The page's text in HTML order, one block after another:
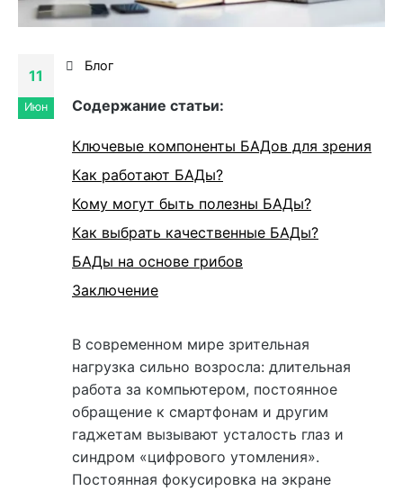
11
Июн
Блог
Cодержание статьи:
Ключевые компоненты БАДов для зрения
Как работают БАДы?
Кому могут быть полезны БАДы?
Как выбрать качественные БАДы?
БАДы на основе грибов
Заключение
В современном мире зрительная
нагрузка сильно возросла: длительная
работа за компьютером, постоянное
обращение к смартфонам и другим
гаджетам вызывают усталость глаз и
синдром «цифрового утомления».
Постоянная фокусировка на экране